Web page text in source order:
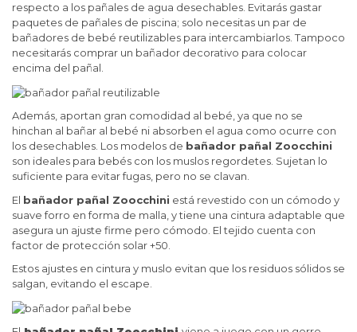
respecto a los pañales de agua desechables. Evitarás gastar
paquetes de pañales de piscina; solo necesitas un par de
bañadores de bebé reutilizables para intercambiarlos. Tampoco
necesitarás comprar un bañador decorativo para colocar
encima del pañal.
Además, aportan gran comodidad al bebé, ya que no se
hinchan al bañar al bebé ni absorben el agua como ocurre con
los desechables. Los modelos de bañador pañal Zoocchini
son ideales para bebés con los muslos regordetes. Sujetan lo
suficiente para evitar fugas, pero no se clavan.
El bañador pañal Zoocchini está revestido con un cómodo y
suave forro en forma de malla, y tiene una cintura adaptable que
asegura un ajuste firme pero cómodo. El tejido cuenta con
factor de protección solar +50.
Estos ajustes en cintura y muslo evitan que los residuos sólidos se
salgan, evitando el escape.